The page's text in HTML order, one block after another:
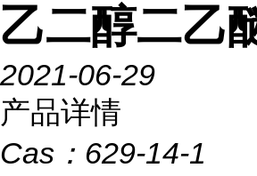
乙二醇二乙
2021-06-29
产品详情
Cas： 629-14-1